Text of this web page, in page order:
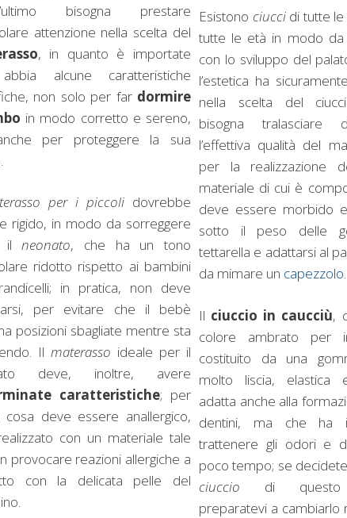
bisogna prestare
attenzione nella scelta del
, in quanto è importate
alcune caratteristiche
non solo per far dormire
in modo corretto e sereno,
per proteggere la sua
per i piccolidovrebbe
rigido, in modo da sorreggere
ilneonato, che ha un tono
ridotto rispetto ai bambini
in pratica, non deve
per evitare che il bebè
posizioni sbagliate mentre sta
Il materasso ideale per il
deve, inoltre, avere
caratteristiche; per
cosa deve essere anallergico,
con un materiale tale
provocare reazioni allergiche a
con la delicata pelle del
Esistono ciuccidi tutte le
tutte le età in modo da
con lo sviluppo del
l’estetica ha
nella scelta del
bisogna tralasciare
l’effettiva qualità del
per la realizzazione
materiale di cui è
deve essere morbido
sotto il peso delle
tettarella e adattarsi al
da mimare un capezzolo.
Il ciuccio in caucciù,
colore ambrato per
costituito da una
molto liscia, elastica
adatta anche alla
dentini, ma che ha
trattenere gli odori e
poco tempo; se
ciuccio di questo
preparatevi a cambiarlo